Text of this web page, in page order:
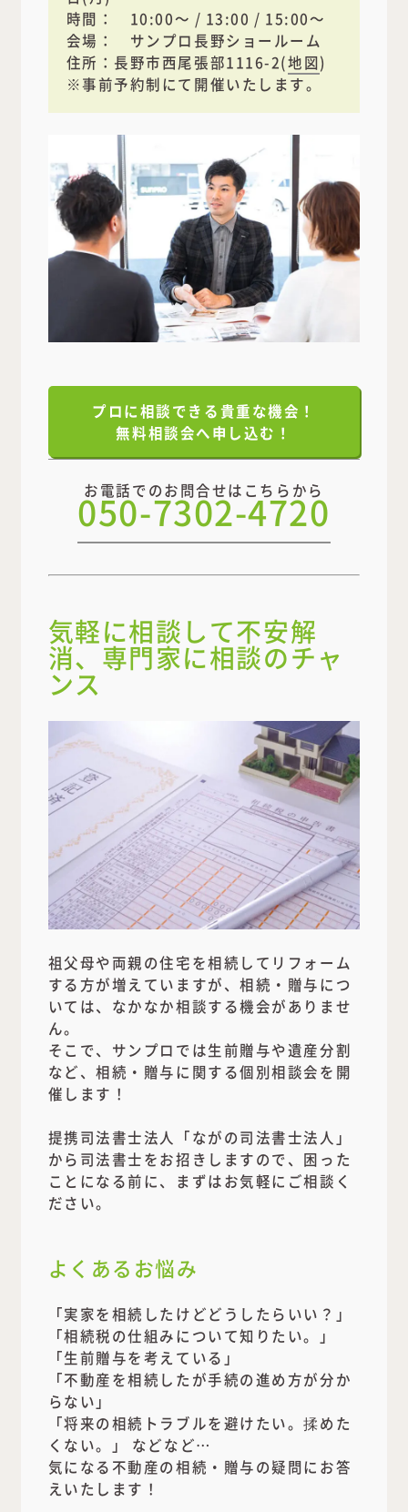
時間： 10:00～ / 13:00 / 15:00～
会場： サンプロ長野ショールーム
住所：長野市西尾張部1116-2(地図)
※事前予約制にて開催いたします。
プロに相談できる貴重な機会！
無料相談会へ申し込む！
お電話でのお問合せはこちらから
050-7302-4720
気軽に相談して不安解
消、専門家に相談のチャ
ンス
祖父母や両親の住宅を相続してリフォーム
する方が増えていますが、相続・贈与につ
いては、なかなか相談する機会がありませ
ん。
そこで、サンプロでは生前贈与や遺産分割
など、相続・贈与に関する個別相談会を開
催します！
提携司法書士法人「ながの司法書士法人」
から司法書士をお招きしますので、困った
ことになる前に、まずはお気軽にご相談く
ださい。
よくあるお悩み
「実家を相続したけどどうしたらいい？」
「相続税の仕組みについて知りたい。」
「生前贈与を考えている」
「不動産を相続したが手続の進め方が分か
らない」
「将来の相続トラブルを避けたい。揉めた
くない。」 などなど…
気になる不動産の相続・贈与の疑問にお答
えいたします！